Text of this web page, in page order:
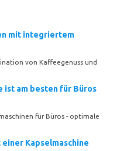
mit integriertem
von Kaffeegenuss und
ist am besten für Büros
für Büros - optimale
Kapselmaschine